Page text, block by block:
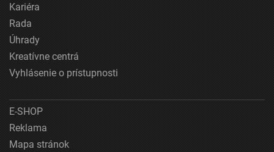
Kariéra
Rada
Úhrady
Kreatívne centrá
Vyhlásenie o prístupnosti
E-SHOP
Reklama
Mapa stránok